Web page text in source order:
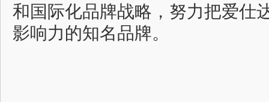
和国际化品牌战略，努力把爱仕
影响力的知名品牌。